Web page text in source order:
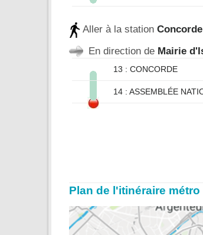
Aller à la station Concorde
En direction de Mairie
13 : CONCORDE
14 : ASSEMBLÉE
Plan de l'itinéraire